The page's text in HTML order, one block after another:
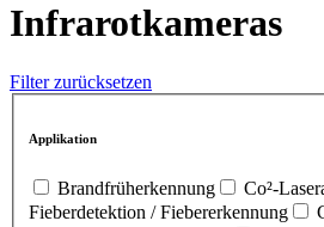
Infrarotkameras
Filter zurücksetzen
Applikation
Brandfrüherkennung
Co²-
Fieberdetektion / Fiebererkennung